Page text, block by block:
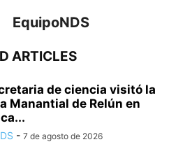
EquipoNDS
ARTICLES
de ciencia visitó la
Manantial de Relún en
- 7 de agosto de 2026